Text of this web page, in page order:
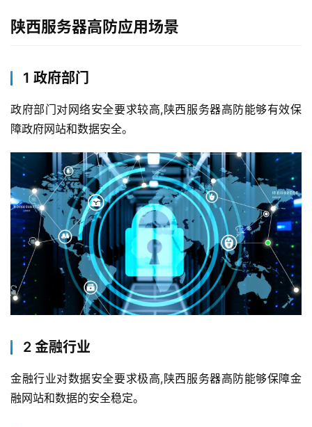
互
联
动
态
关
于
我
们
陕西服务器高防应用场景
1 政府部门
政府部门对网络安全要求较高,陕西服务器高防能够有效保
障政府网站和数据安全。
2 金融行业
金融行业对数据安全要求极高,陕西服务器高防能够保障金
融网站和数据的安全稳定。